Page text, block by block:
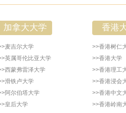
加拿大大学
麦吉尔大学
英属哥伦比亚大学
西蒙弗雷泽大学
滑铁卢大学
阿尔伯塔大学
皇后大学
香港
>>香港树仁
>>香港大学
>>香港理工
>>香港浸会
>>香港中文
>>香港岭南